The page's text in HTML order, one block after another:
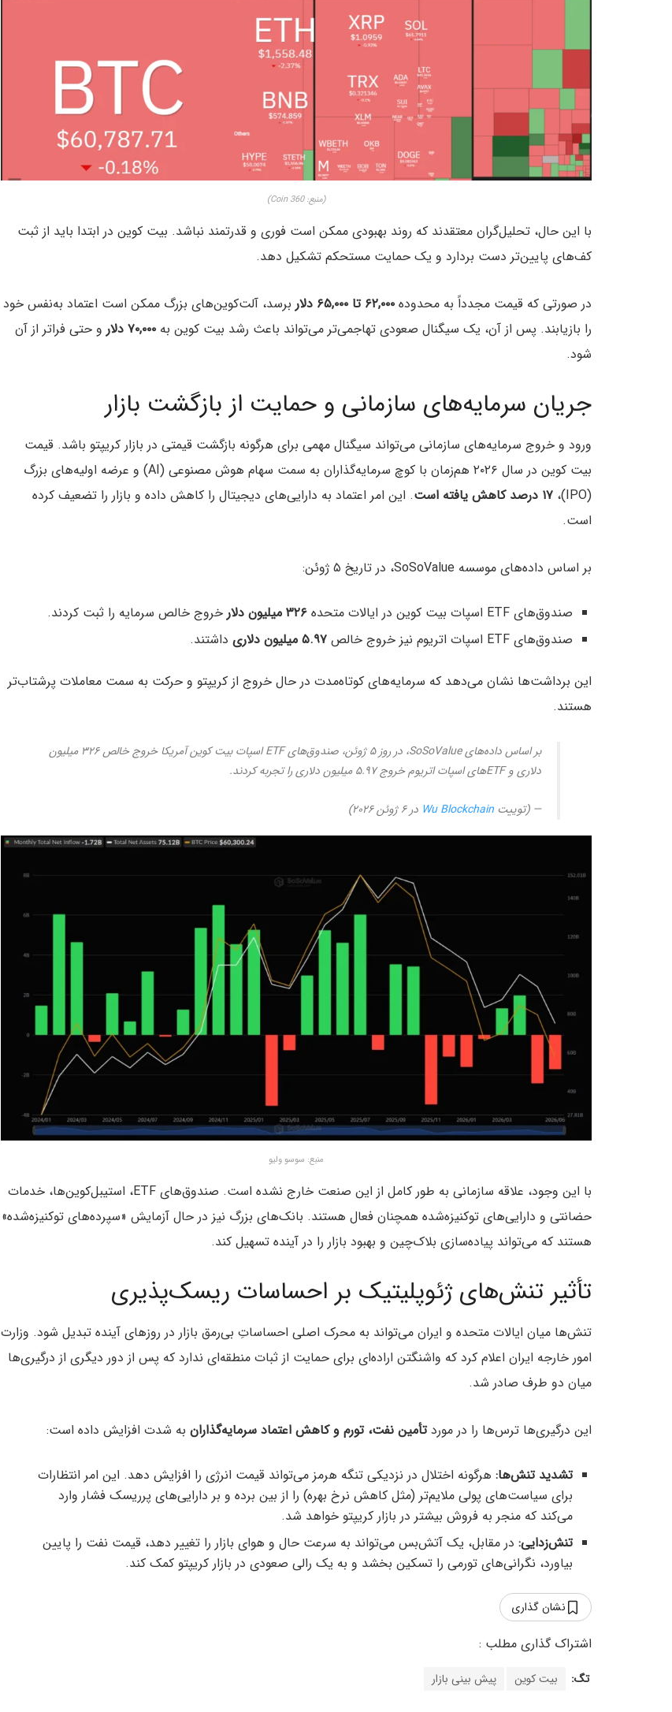
(منبع: Coin 360)
با این حال، تحلیل‌گران معتقدند که روند بهبودی ممکن است فوری و قدرتمند نباشد. بیت کوین در ابتدا باید از ثبت
کف‌های پایین‌تر دست بردارد و یک حمایت مستحکم تشکیل دهد.
در صورتی که قیمت مجدداً به محدوده ۶۲,۰۰۰ تا ۶۵,۰۰۰ دلار
برسد، آلت‌کوین‌های بزرگ ممکن است اعتماد به‌نفس خود
را بازیابند. پس از آن، یک سیگنال صعودی تهاجمی‌تر می‌تواند باعث رشد بیت کوین به ۷۰,۰۰۰ دلار
و حتی فراتر از آن
شود.
جریان سرمایه‌های سازمانی و حمایت از بازگشت بازار
ورود و خروج سرمایه‌های سازمانی می‌تواند سیگنال مهمی برای هرگونه بازگشت قیمتی در بازار کریپتو باشد. قیمت
بیت کوین در سال ۲۰۲۶ هم‌زمان با کوچ سرمایه‌گذاران به سمت سهام هوش مصنوعی (AI) و عرضه اولیه‌های بزرگ
(IPO)،
۱۷ درصد کاهش یافته است
. این امر اعتماد به دارایی‌های دیجیتال را کاهش داده و بازار را تضعیف کرده
است.
بر اساس داده‌های موسسه SoSoValue، در تاریخ ۵ ژوئن:
صندوق‌های ETF اسپات بیت کوین در ایالات متحده ۳۲۶ میلیون دلار
خروج خالص سرمایه را ثبت کردند.
صندوق‌های ETF اسپات اتریوم نیز خروج خالص
۵.۹۷ میلیون دلاری داشتند.
این برداشت‌ها نشان می‌دهد که سرمایه‌های کوتاه‌مدت در حال خروج از کریپتو و حرکت به سمت معاملات پرشتاب‌تر
هستند.
بر اساس داده‌های SoSoValue، در روز ۵ ژوئن، صندوق‌های ETF اسپات بیت کوین آمریکا خروج خالص ۳۲۶ میلیون
دلاری و ETFهای اسپات اتریوم خروج ۵.۹۷ میلیون دلاری را تجربه کردند.
— (توییت Wu Blockchain در ۶ ژوئن ۲۰۲۶)
منبع: سوسو ولیو
با این وجود، علاقه سازمانی به طور کامل از این صنعت خارج نشده است. صندوق‌های ETF، استیبل‌کوین‌ها، خدمات
حضانتی و دارایی‌های توکنیزه‌شده همچنان فعال هستند. بانک‌های بزرگ نیز در حال آزمایش «سپرده‌های توکنیزه‌شده»
هستند که می‌تواند پیاده‌سازی بلاک‌چین و بهبود بازار را در آینده تسهیل کند.
تأثیر تنش‌های ژئوپلیتیک بر احساسات ریسک‌پذیری
تنش‌ها میان ایالات متحده و ایران می‌تواند به محرک اصلی احساساتِ بی‌رمق بازار در روزهای آینده تبدیل شود. وزارت
امور خارجه ایران اعلام کرد که واشنگتن اراده‌ای برای حمایت از ثبات منطقه‌ای ندارد که پس از دور دیگری از درگیری‌ها
میان دو طرف صادر شد.
این درگیری‌ها ترس‌ها را در موردتأمین نفت، تورم و کاهش اعتماد سرمایه‌گذاران به شدت افزایش داده است:
تشدید تنش‌ها: هرگونه اختلال در نزدیکی تنگه هرمز می‌تواند قیمت انرژی را افزایش دهد. این امر انتظارات
برای سیاست‌های پولی ملایم‌تر (مثل کاهش نرخ بهره) را از بین برده و بر دارایی‌های پرریسک فشار وارد
می‌کند که منجر به فروش بیشتر در بازار کریپتو خواهد شد.
تنش‌زدایی: در مقابل، یک آتش‌بس می‌تواند به سرعت حال و هوای بازار را تغییر دهد، قیمت نفت را پایین
بیاورد، نگرانی‌های تورمی را تسکین بخشد و به یک رالی صعودی در بازار کریپتو کمک کند.
نشان گذاری
تگ: بیت کوین پیش بینی بازار